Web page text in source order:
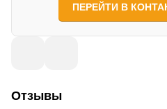
ПЕРЕЙТИ В
Отзывы